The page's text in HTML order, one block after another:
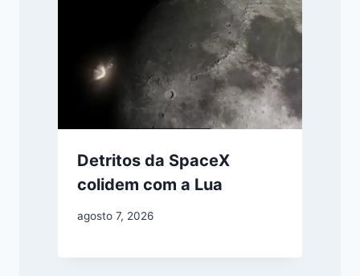
Detritos da SpaceX
colidem com a Lua
agosto 7, 2026